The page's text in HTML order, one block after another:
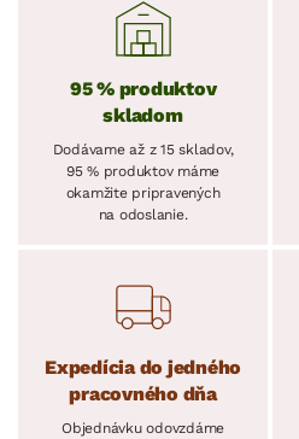
95 % produktov
skladom
Dodávame až z 15 skladov,
95 % produktov máme
okamžite pripravených
na odoslanie.
Expedícia do jedného
pracovného dňa
Objednávku odovzdáme